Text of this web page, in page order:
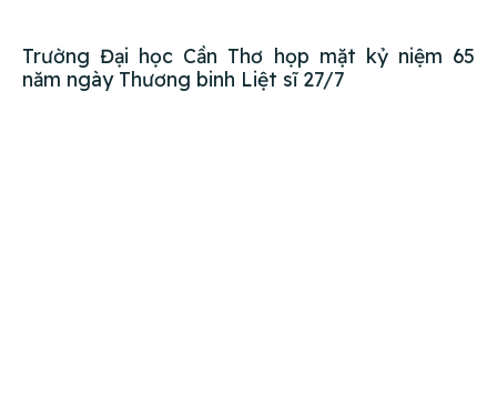
Trường Đại học Cần Thơ họp mặt kỷ niệm 65
năm ngày Thương binh Liệt sĩ 27/7